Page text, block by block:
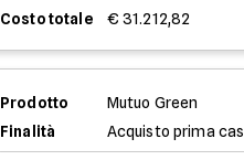
Costo totale
€ 31.212,82
Prodotto
Mutuo Green
Finalità
Acquisto prima